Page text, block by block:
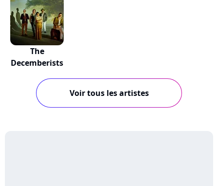
The
Decemberists
Voir tous les artistes